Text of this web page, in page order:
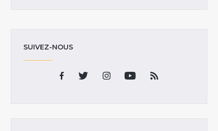
SUIVEZ-NOUS